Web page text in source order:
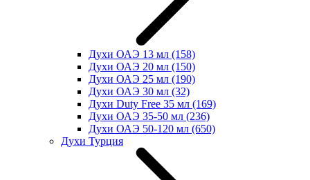
Духи ОАЭ 13 мл (158)
Духи ОАЭ 20 мл (150)
Духи ОАЭ 25 мл (190)
Духи ОАЭ 30 мл (32)
Духи Duty Free 35 мл (169)
Духи ОАЭ 35-50 мл (236)
Духи ОАЭ 50-120 мл (650)
Духи Турция